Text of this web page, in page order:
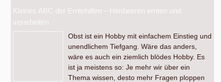
Kleines ABC der Erntehilfen – Himbeeren ernten und
verarbeiten
Obst ist ein Hobby mit einfachem Einstieg und
unendlichem Tiefgang. Wäre das anders,
wäre es auch ein ziemlich blödes Hobby. Es
ist ja meistens so: Je mehr wir über ein
Thema wissen, desto mehr Fragen ploppen